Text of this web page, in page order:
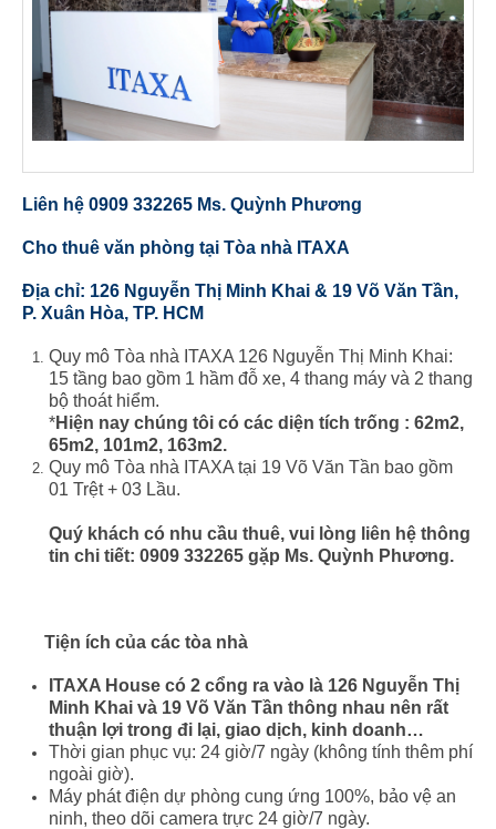
Liên hệ 0909 332265 Ms. Quỳnh Phương
Cho thuê văn phòng tại Tòa nhà ITAXA
Địa chỉ: 126 Nguyễn Thị Minh Khai & 19 Võ Văn Tần,
P. Xuân Hòa, TP. HCM
Quy mô Tòa nhà ITAXA 126 Nguyễn Thị Minh Khai:
15 tầng bao gồm 1 hầm đỗ xe, 4 thang máy và 2 thang
bộ thoát hiểm.
*Hiện nay chúng tôi có các diện tích trống : 62m2,
65m2, 101m2, 163m2.
Quy mô Tòa nhà ITAXA tại 19 Võ Văn Tần bao gồm
01 Trệt + 03 Lầu.
Quý khách có nhu cầu thuê, vui lòng liên hệ thông
tin chi tiết: 0909 332265 gặp Ms. Quỳnh Phương.
Tiện ích của các tòa nhà
ITAXA House có 2 cổng ra vào là 126 Nguyễn Thị
Minh Khai và 19 Võ Văn Tần thông nhau nên rất
thuận lợi trong đi lại, giao dịch, kinh doanh…
Thời gian phục vụ: 24 giờ/7 ngày (không tính thêm phí
ngoài giờ).
Máy phát điện dự phòng cung ứng 100%, bảo vệ an
ninh, theo dõi camera trực 24 giờ/7 ngày.